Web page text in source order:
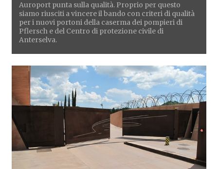
Auroport punta sulla qualità. Proprio per questo
siamo riusciti a vincere il bando con criteri di qualità
per i nuovi portoni della caserma dei pompieri di
Pflersch e del Centro di protezione civile di
Anterselva.